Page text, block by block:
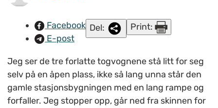
Facebook
E-post
Del: Print:
Jeg ser de tre forlatte togvognene stå litt for seg
selv på en åpen plass, ikke så lang unna står den
gamle stasjonsbygningen med en lang rampe og
forfaller. Jeg stopper opp, går ned fra skinnen for